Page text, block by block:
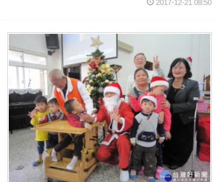
2017-12-21 08:50